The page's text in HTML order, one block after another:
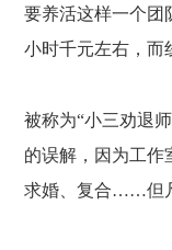
要养活这样一个团
小时千元左右，而
被称为“小三劝退
的误解，因为工作
求婚、复合……但